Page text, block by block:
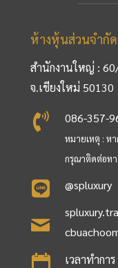
ห้างหุ้นส่วนจำกั
สำนักงานใหญ่ :
จ.เชียงใหม่ 50130
086-357-
หมายเหตุ : ห
กรุณาติดต่อทา
@spluxury
เวลาทำกา